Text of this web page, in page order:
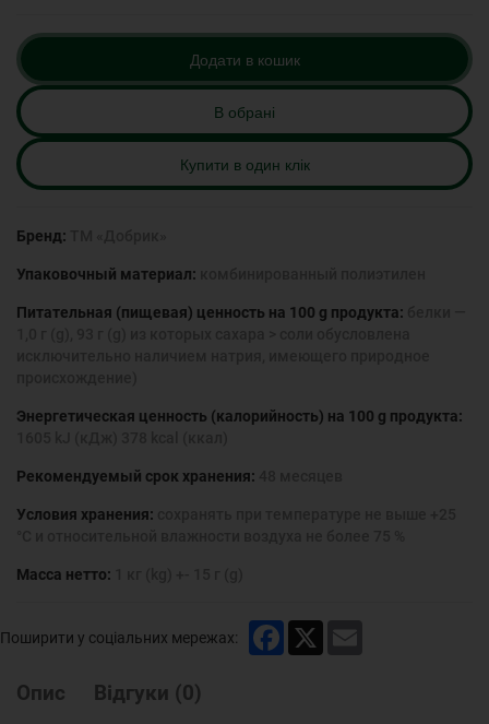
Додати в кошик
В обрані
Купити в один клік
Бренд:
Упаковочный материал:
Питательная (пищевая) ценность на 100 g продукта:
Энергетическая ценность (калорийность) на 100 g продукта:
Рекомендуемый срок хранения:
Условия хранения:
Масса нетто:
Поширити у соціальних мережах: Facebook
Опис Відгуки (0)